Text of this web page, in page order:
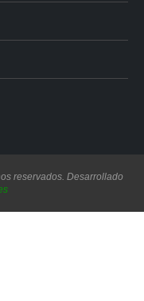
reservados. Desarrollado